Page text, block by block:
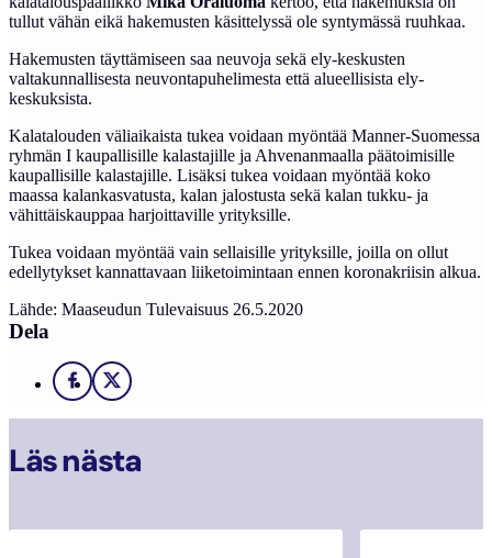
tullut vähän eikä hakemusten käsittelyssä ole syntymässä ruuhkaa.
Hakemusten täyttämiseen saa neuvoja sekä ely-keskusten
valtakunnallisesta neuvontapuhelimesta että alueellisista ely-
keskuksista.
Kalatalouden väliaikaista tukea voidaan myöntää Manner-Suomessa
ryhmän I kaupallisille kalastajille ja Ahvenanmaalla päätoimisille
kaupallisille kalastajille. Lisäksi tukea voidaan myöntää koko
maassa kalankasvatusta, kalan jalostusta sekä kalan tukku- ja
vähittäiskauppaa harjoittaville yrityksille.
Tukea voidaan myöntää vain sellaisille yrityksille, joilla on ollut
edellytykset kannattavaan liiketoimintaan ennen koronakriisin alkua.
Lähde: Maaseudun Tulevaisuus 26.5.2020
Dela
Facebook
X
Läs nästa